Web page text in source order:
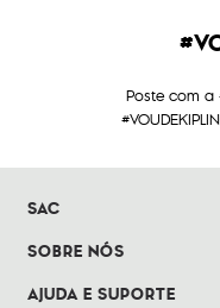
Poste com
SAC
SOBRE NÓS
AJUDA E SUPORTE